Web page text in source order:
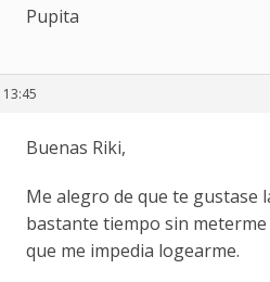
Pupita
Buenas Riki,
Me alegro de que te gustase
bastante tiempo sin
que me impedia logearme.